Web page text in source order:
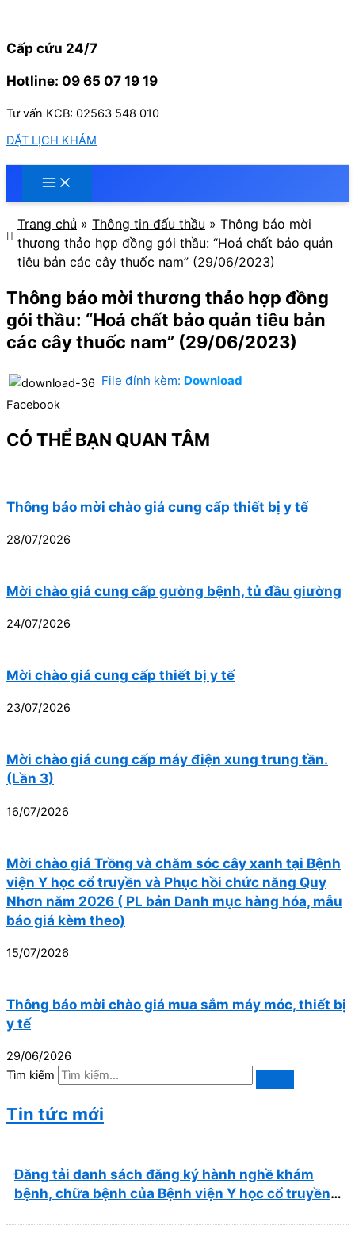
nội
Cấp cứu 24/7
Hotline: 09 65 07 19 19
Tư vấn KCB: 02563 548 010
ĐẶT LỊCH KHÁM
Trang chủ » Thông tin đấu thầu » Thông báo mời
thương thảo hợp đồng gói thầu: “Hoá chất bảo quản
tiêu bản các cây thuốc nam” (29/06/2023)
Thông báo mời thương thảo hợp đồng
gói thầu: “Hoá chất bảo quản tiêu bản
các cây thuốc nam” (29/06/2023)
File đính kèm: Download
Facebook
CÓ THỂ BẠN QUAN TÂM
Thông báo mời chào giá cung cấp thiết bị y tế
28/07/2026
Mời chào giá cung cấp gường bệnh, tủ đầu giường
24/07/2026
Mời chào giá cung cấp thiết bị y tế
23/07/2026
Mời chào giá cung cấp máy điện xung trung tần.
(Lần 3)
16/07/2026
Mời chào giá Trồng và chăm sóc cây xanh tại Bệnh
viện Y học cổ truyền và Phục hồi chức năng Quy
Nhơn năm 2026 ( PL bản Danh mục hàng hóa, mẫu
báo giá kèm theo)
15/07/2026
Thông báo mời chào giá mua sắm máy móc, thiết bị
y tế
29/06/2026
Tìm kiếm
Tin tức mới
Đăng tải danh sách đăng ký hành nghề khám
bệnh, chữa bệnh của Bệnh viện Y học cổ truyền